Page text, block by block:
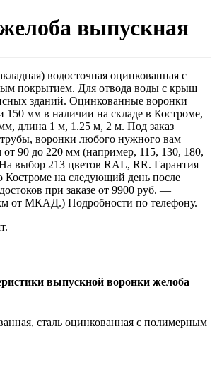
выпускная
водосточная оцинкованная с
покрытием. Для отвода воды с крыш
зданий. Оцинкованные воронки
150 мм в наличии на складе в Костроме,
длина 1 м, 1.25 м, 2 м. Под заказ
воронки любого нужного вам
от 90 до 220 мм (например, 115, 130, 180,
выбор 213 цветов RAL, RR. Гарантия
Костроме на следующий день после
при заказе от 9900 руб. —
от МКАД.) Подробности по телефону.
выпускной воронки желоба
сталь оцинкованная с полимерным